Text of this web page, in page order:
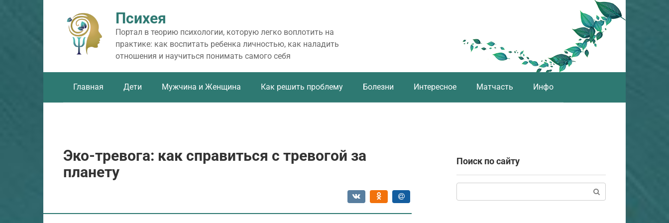
Психея
Портал в теорию психологии, которую легко воплотить на
практике: как воспитать ребенка личностью, как наладить
отношения и научиться понимать самого себя
Главная Дети Мужчина и Женщина Как решить проблему Болезни Интересное Матчасть Инфо
Эко-тревога: как справиться с тревогой за
планету
Поиск по сайту